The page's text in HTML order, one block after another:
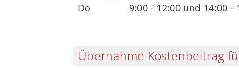
Do 9:00 - 12:00 und 14:00 -
Übernahme Kostenbeitrag